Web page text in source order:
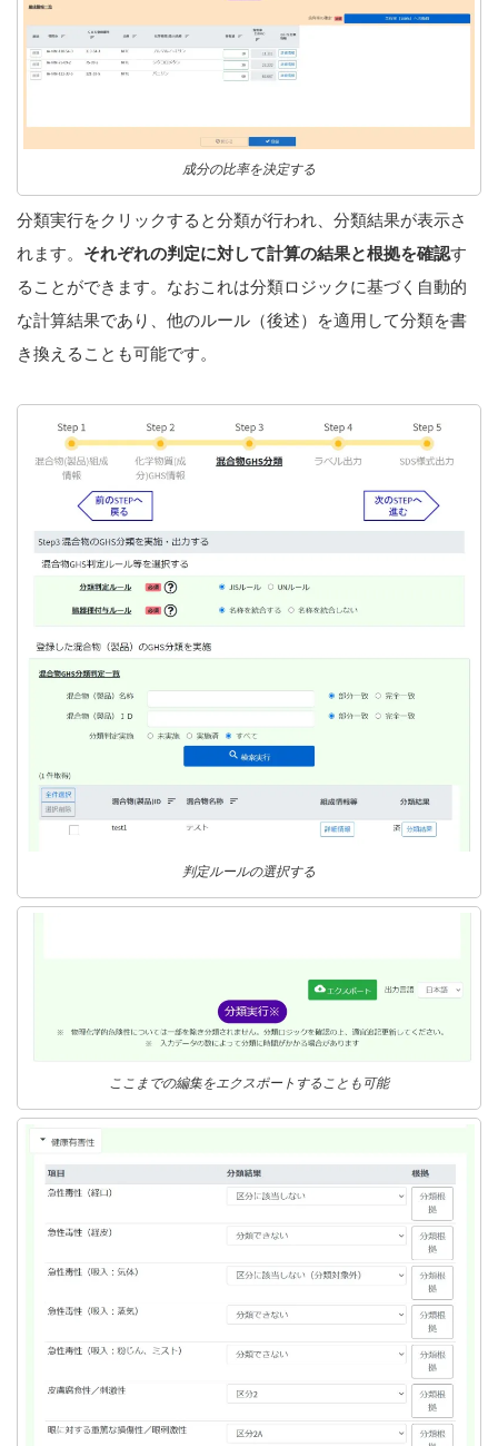
成分の比率を決定する
分類実行をクリックすると分類が行われ、分類結果が表示さ
れます。 それぞれの判定に対して計算の結果と根拠を確認す
ることができます。なおこれは分類ロジックに基づく自動的
な計算結果であり、他のルール（後述）を適用して分類を書
き換えることも可能です。
判定ルールの選択する
ここまでの編集をエクスポートすることも可能